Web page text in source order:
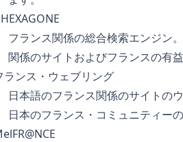
ンス関係の総合検索エンジン。
のサイトおよびフランスの有益
ンス・ウェブリング
語のフランス関係のサイトのウ
のフランス・コミュニティーの